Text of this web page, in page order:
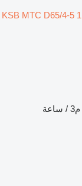
المضخة الصناعية KSB MTC D65/4-5 1